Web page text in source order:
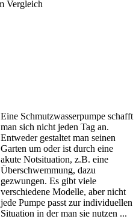
Eine Schmutzwasserpumpe schafft
man sich nicht jeden Tag an.
Entweder gestaltet man seinen
Garten um oder ist durch eine
akute Notsituation, z.B. eine
Überschwemmung, dazu
gezwungen. Es gibt viele
verschiedene Modelle, aber nicht
jede Pumpe passt zur individuellen
Situation in der man sie nutzen ...